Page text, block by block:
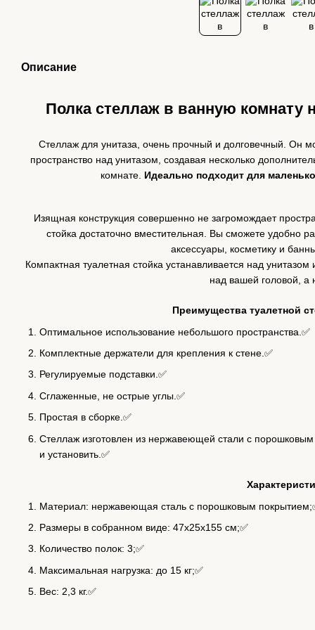
Описание
Полка стеллаж в ванную комнату
Стеллаж для унитаза, очень прочный и долговечный. Он
пространство над унитазом, создавая несколько
комнате. Идеально подходит для
Изящная конструкция совершенно не загромождает
стойка достаточно вместительная. Вы сможете удобно
аксессуары, косметику и
Компактная туалетная стойка устанавливается над
над вашей головой, а
Преимущества туалетной
Оптимальное использование небольшого пространства.✅
Комплектные держатели для крепления к стене.✅
Регулируемые подставки.✅
Сглаженные, не острые углы.✅
Простая в сборке.✅
Стеллаж изготовлен из нержавеющей стали с
и установить.✅
Материал: нержавеющая сталь с порошковым
Размеры в собранном виде: 47х25х155 см;✅
Количество полок: 3;✅
Максимальная нагрузка: до 15 кг;✅
Вес: 2,3 кг.✅